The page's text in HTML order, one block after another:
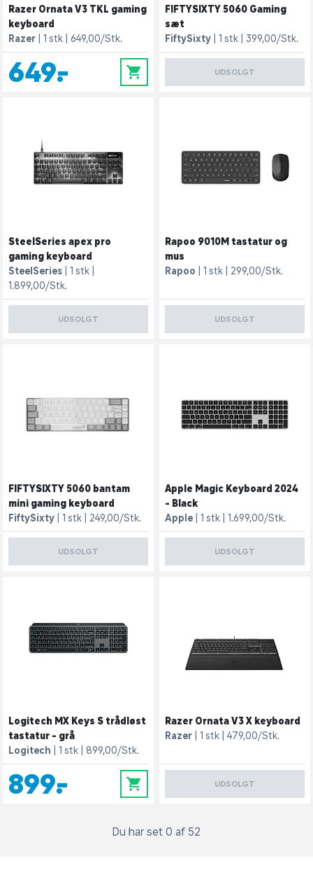
Razer Ornata V3 TKL gaming
keyboard
Razer
1 stk 649,00/Stk.
649,- 0
FIFTYSIXTY 5060 Gaming
sæt
FiftySixty
1 stk 399,00/Stk.
UDSOLGT
SteelSeries apex pro
gaming keyboard
SteelSeries
1 stk
1.899,00/Stk.
UDSOLGT
Rapoo 9010M tastatur og
mus
Rapoo
1 stk 299,00/Stk.
UDSOLGT
FIFTYSIXTY 5060 bantam
mini gaming keyboard
FiftySixty
1 stk 249,00/Stk.
UDSOLGT
Apple Magic Keyboard 2024
- Black
Apple
1 stk 1.699,00/Stk.
UDSOLGT
Logitech MX Keys S trådløst
tastatur - grå
Logitech
1 stk 899,00/Stk.
899,- 0
Razer Ornata V3 X keyboard
Razer
1 stk 479,00/Stk.
UDSOLGT
Du har set 0 af 52